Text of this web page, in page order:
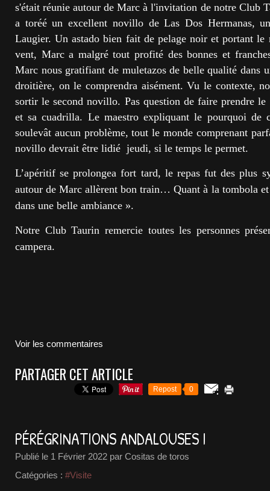
s'était réunie autour de Marc à l'invitation de notre Club
a toréé un excellent novillo de Las Dos Hermanas,
Laugier. Un astado bien fait de pelage noir et portant le
vent, Marc a malgré tout profité des bonnes et
Marc nous gratifiant de muletazos de belle qualité dans
droitière, on le comprendra aisément. Vu le contexte,
sortir le second novillo. Pas question de faire prendre
et sa cuadrilla. Le maestro expliquant le pourquoi de
soulevât aucun problème, tout le monde comprenant
novillo devrait être lidié jeudi, si le temps le permet.
L’apéritif se prolongea fort tard, le repas fut des plus
autour de Marc allèrent bon train… Quant à la tombola
dans une belle ambiance ».
Notre Club Taurin remercie toutes les personnes
campera.
Voir les commentaires
PARTAGER CET ARTICLE
Repost 0
PÉRÉGRINATIONS ANDALOUSES I
Publié le 1 Février 2022 par Cositas de toros
Catégories : #Visite